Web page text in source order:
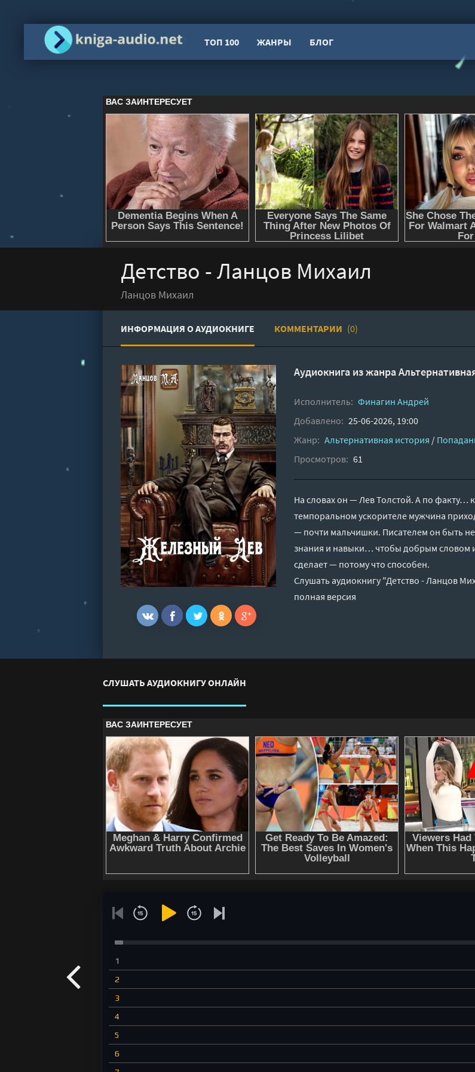
ТОП 100 ЖАНРЫ БЛОГ
Детство - Ланцов Михаил
Ланцов Михаил
ИНФОРМАЦИЯ О АУДИОКНИГЕ КОММЕНТАРИИ (0)
Аудиокнига из жанра
Исполнитель: Финагин Андрей
Добавлено: 25-06-2026, 19:00
Жанр: Альтернативная история /
Просмотров: 61
На словах он — Лев Толстой. А по
темпоральном ускорителе мужчина
— почти мальчишки. Писателем он быть не
знания и навыки… чтобы добрым словом
сделает — потому что способен.
Слушать аудиокнигу "Детство - Ланцов
полная версия
СЛУШАТЬ АУДИОКНИГУ ОНЛАЙН
1
2
3
4
5
6